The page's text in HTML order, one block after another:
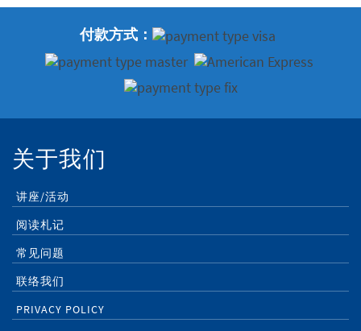
付款方式：
关于我们
讲座/活动
阅读札记
常见问题
联络我们
PRIVACY POLICY